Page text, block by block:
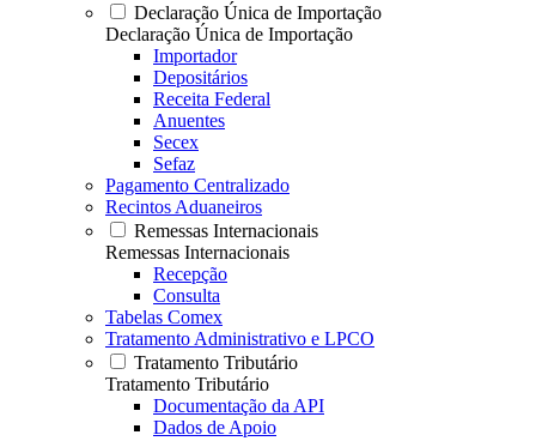
Declaração Única de Importação
Declaração Única de Importação
Importador
Depositários
Receita Federal
Anuentes
Secex
Sefaz
Pagamento Centralizado
Recintos Aduaneiros
Remessas Internacionais
Remessas Internacionais
Recepção
Consulta
Tabelas Comex
Tratamento Administrativo e LPCO
Tratamento Tributário
Tratamento Tributário
Documentação da API
Dados de Apoio